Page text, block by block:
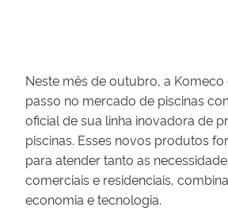
Neste mês de outubro, a
passo no mercado de piscinas
oficial de sua linha inovadora de
piscinas. Esses novos produtos
para atender tanto as
comerciais e residenciais,
economia e tecnologia.